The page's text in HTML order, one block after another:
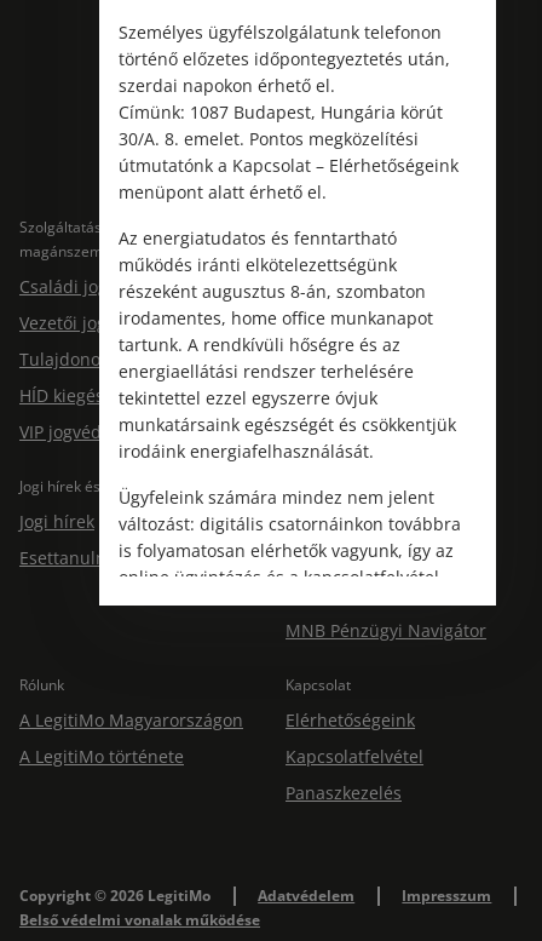
Kövess minket!
Szolgáltatások
magánszemélyeknek
Családi jogvédelem
Vezetői jogvédelem
Tulajdonosi jogvédelem
HÍD kiegészítő jogvédelem
VIP jogvédelem
Szolgáltatások cégeknek
Jogtárs Start & Pro
Jogi hírek és esettanulmányok
Jogi hírek
Esettanulmányok
Tudástár
GYIK
Dokumentumtár
MNB Pénzügyi Navigátor
Rólunk
A LegitiMo Magyarországon
A LegitiMo története
Kapcsolat
Elérhetőségeink
Kapcsolatfelvétel
Panaszkezelés
Copyright © 2026 LegitiMo Adatvédelem
Impresszum
Belső védelmi vonalak működése
Személyes ügyfélszolgálatunk telefonon
történő előzetes időpontegyeztetés után,
szerdai napokon érhető el.
Címünk: 1087 Budapest, Hungária körút
30/A. 8. emelet. Pontos megközelítési
útmutatónk a Kapcsolat – Elérhetőségeink
menüpont alatt érhető el.
Az energiatudatos és fenntartható
működés iránti elkötelezettségünk
részeként augusztus 8-án, szombaton
irodamentes, home office munkanapot
tartunk. A rendkívüli hőségre és az
energiaellátási rendszer terhelésére
tekintettel ezzel egyszerre óvjuk
munkatársaink egészségét és csökkentjük
irodáink energiafelhasználását.
Ügyfeleink számára mindez nem jelent
változást: digitális csatornáinkon továbbra
is folyamatosan elérhetők vagyunk, így az
online ügyintézés és a kapcsolatfelvétel
változatlanul biztosított.